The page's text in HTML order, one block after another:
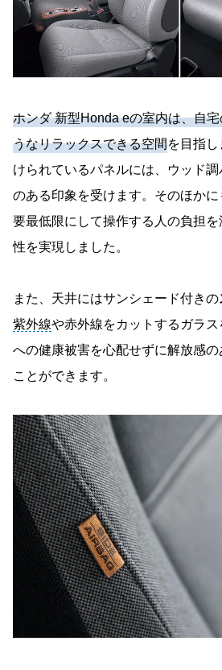
ホンダ 新型Honda eの室内は、自
うなリラックスできる空間を目指
けられているパネルには、ウッド
のある印象を受けます。そのほか
要最低限にして操作する人の負担
性を実現しました。
また、天井にはサンシェード付きの
紫外線や赤外線をカットするガラ
への健康被害を心配せずに解放感
ことができます。